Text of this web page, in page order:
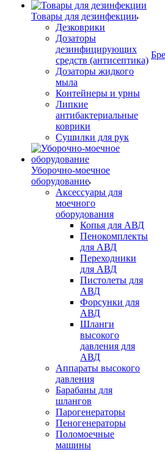
Товары для дезинфекции
Дезковрики
Дозаторы
дезинфицирующих
средств (антисептика)
Дозаторы жидкого
мыла
Контейнеры и урны
Липкие
антибактериальные
коврики
Сушилки для рук
Уборочно-моечное
оборудование
Аксессуары для
моечного
оборудования
Копья для АВД
Пенокомплекты
для АВД
Переходники
для АВД
Пистолеты для
АВД
Форсунки для
АВД
Шланги
высокого
давления для
АВД
Аппараты высокого
давления
Барабаны для
шлангов
Парогенераторы
Пеногенераторы
Поломоечные
машины